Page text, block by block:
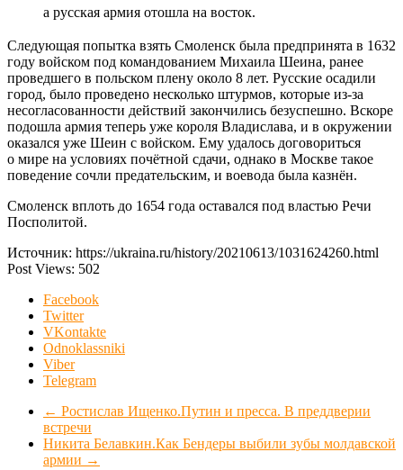
а русская армия отошла на восток.
Следующая попытка взять Смоленск была предпринята в 1632
году войском под командованием Михаила Шеина, ранее
проведшего в польском плену около 8 лет. Русские осадили
город, было проведено несколько штурмов, которые из-за
несогласованности действий закончились безуспешно. Вскоре
подошла армия теперь уже короля Владислава, и в окружении
оказался уже Шеин с войском. Ему удалось договориться
о мире на условиях почётной сдачи, однако в Москве такое
поведение сочли предательским, и воевода была казнён.
Смоленск вплоть до 1654 года оставался под властью Речи
Посполитой.
Источник: https://ukraina.ru/history/20210613/1031624260.html
Post Views: 502
Facebook
Twitter
VKontakte
Odnoklassniki
Viber
Telegram
← Ростислав Ищенко.Путин и пресса. В преддверии
встречи
Никита Белавкин.Как Бендеры выбили зубы молдавской
армии →